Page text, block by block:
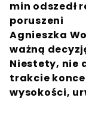
min odszedł
poruszeni
Agnieszka
ważną
Niestety, nie
trakcie
wysokości,